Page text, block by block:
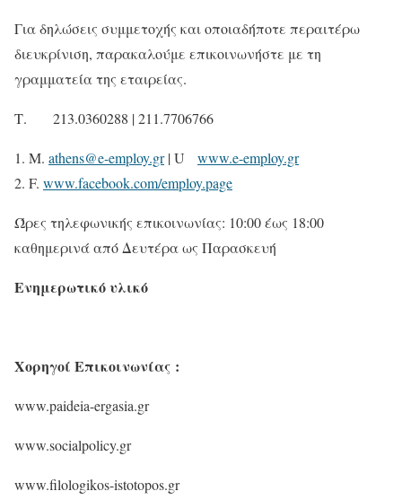
Για δηλώσεις συμμετοχής και οποιαδήποτε περαιτέρω
διευκρίνιση, παρακαλούμε επικοινωνήστε με τη
γραμματεία της εταιρείας.
Τ. 213.0360288 | 211.7706766
M. athens@e-employ.gr| U www.e-employ.gr
F. www.facebook.com/employ.page
Ώρες τηλεφωνικής επικοινωνίας: 10:00 έως 18:00
καθημερινά από Δευτέρα ως Παρασκευή
Ενημερωτικό υλικό
Χορηγοί Επικοινωνίας :
www.paideia-ergasia.gr
www.socialpolicy.gr
www.filologikos-istotopos.gr